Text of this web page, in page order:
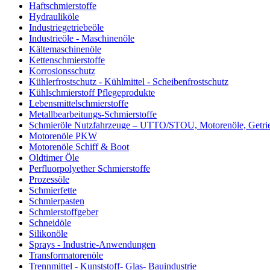
Haftschmierstoffe
Hydrauliköle
Industriegetriebeöle
Industrieöle - Maschinenöle
Kältemaschinenöle
Kettenschmierstoffe
Korrosionsschutz
Kühlerfrostschutz - Kühlmittel - Scheibenfrostschutz
Kühlschmierstoff Pflegeprodukte
Lebensmittelschmierstoffe
Metallbearbeitungs-Schmierstoffe
Schmieröle Nutzfahrzeuge – UTTO/STOU, Motorenöle,
Motorenöle PKW
Motorenöle Schiff & Boot
Oldtimer Öle
Perfluorpolyether Schmierstoffe
Prozessöle
Schmierfette
Schmierpasten
Schmierstoffgeber
Schneidöle
Silikonöle
Sprays - Industrie-Anwendungen
Transformatorenöle
Trennmittel - Kunststoff- Glas- Bauindustrie